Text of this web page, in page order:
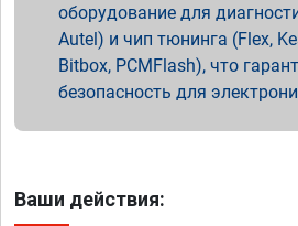
оборудование для
Autel) и чип тюнинга (Flex,
Bitbox, PCMFlash), что
безопасность для
Ваши действия: